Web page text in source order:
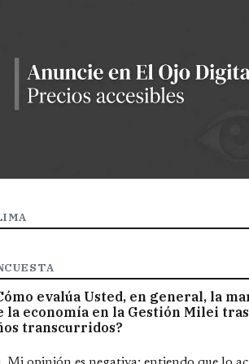
evalúa Usted, en general, la
la economía en la Gestión Milei
transcurridos?